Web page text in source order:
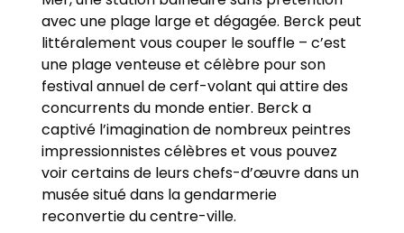
avec une plage large et dégagée. Berck peut
littéralement vous couper le souffle – c’est
une plage venteuse et célèbre pour son
festival annuel de cerf-volant qui attire des
concurrents du monde entier. Berck a
captivé l’imagination de nombreux peintres
impressionnistes célèbres et vous pouvez
voir certains de leurs chefs-d’œuvre dans un
musée situé dans la gendarmerie
reconvertie du centre-ville.